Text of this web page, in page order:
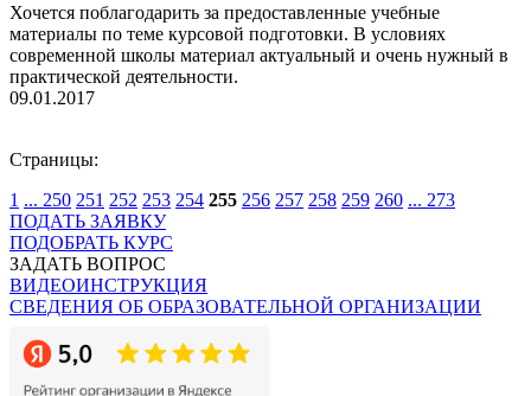
Хочется поблагодарить за предоставленные учебные
материалы по теме курсовой подготовки. В условиях
современной школы материал актуальный и очень нужный в
практической деятельности.
09.01.2017
Страницы:
1 ... 250 251 252 253 254 255 256 257 258 259 260 ... 273
ПОДАТЬ ЗАЯВКУ
ПОДОБРАТЬ КУРС
ЗАДАТЬ ВОПРОС
ВИДЕОИНСТРУКЦИЯ
СВЕДЕНИЯ ОБ ОБРАЗОВАТЕЛЬНОЙ ОРГАНИЗАЦИИ